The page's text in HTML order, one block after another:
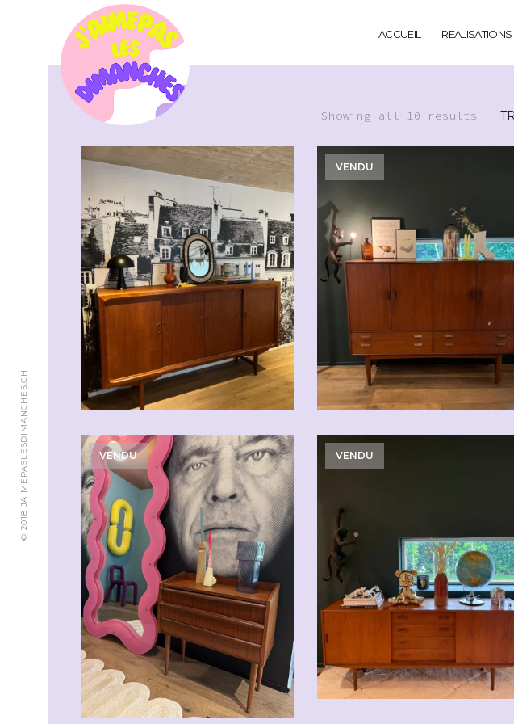
ACCUEIL REALISATIONS
© 2018 JAIMEPASLESDIMANCHES.CH
Showing all 10 results
2'500.00
VENDU
VENDU VENDU